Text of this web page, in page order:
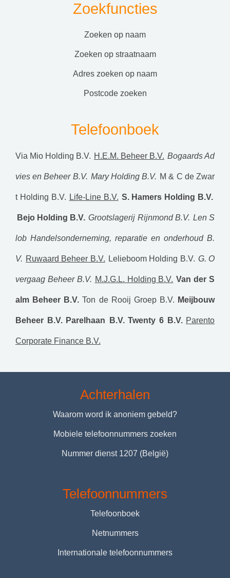
Zoekfuncties
zoeken op naam
zoeken op straatnaam
adres zoeken op naam
postcode zoeken
Telefoonboek
Via Mio Holding B.V. H.E.M. Beheer B.V. Bogaards Ad
vies en Beheer B.V. Mary Holding B.V. M & C de Zwar
t Holding B.V. Life-Line B.V. S. Hamers Holding B.V.
Bejo Holding B.V. Grootslagerij Rijnmond B.V. Len S
lob Handelsonderneming, reparatie en onderhoud B.
V. Ruwaard Beheer B.V. Lelieboom Holding B.V. G. O
vergaag Beheer B.V. M.J.G.L. Holding B.V. Van der S
alm Beheer B.V. Ton de Rooij Groep B.V. Meijbouw
Beheer B.V. Parelhaan B.V. Twenty 6 B.V. Parento
Corporate Finance B.V.
Achterhalen
Waarom word ik anoniem gebeld?
Mobiele telefoonnummers zoeken
Nummer dienst 1207 (België)
Telefoonnummers
Telefoonboek
Netnummers
Internationale telefoonnummers